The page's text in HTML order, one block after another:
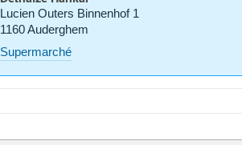
Lucien Outers Binnenhof 1
1160 Auderghem
Supermarché